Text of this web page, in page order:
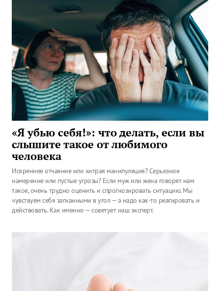
«Я убью себя!»: что делать, если вы
слышите такое от любимого
человека
Искреннее отчаяние или хитрая манипуляция? Серьезное
намерение или пустые угрозы? Если муж или жена говорят нам
такое, очень трудно оценить и спрогнозировать ситуацию. Мы
чувствуем себя загнанными в угол — а надо как-то реагировать и
действовать. Как именно — советует наш эксперт.